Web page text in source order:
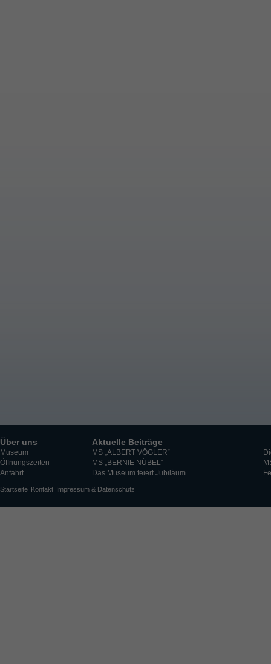
Über uns
Museum
Öffnungszeiten
Anfahrt
Aktuelle Beiträge
MS „ALBERT VÖGLER“
MS „BERNIE NÜBEL“
Das Museum feiert Jubiläum
Startseite Kontakt Impressum & Datenschutz